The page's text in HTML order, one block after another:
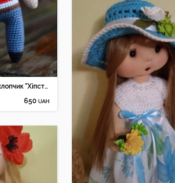
В'язана іграшка лялька хлопчик "Хіпстер", подарунок подрузі
650UAH